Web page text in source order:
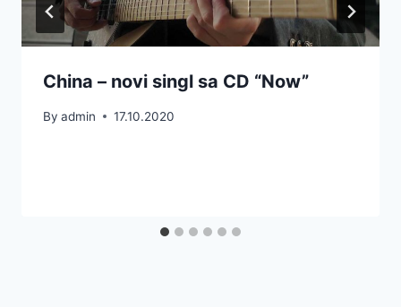
China – novi singl sa CD “Now”
By admin 17.10.2020